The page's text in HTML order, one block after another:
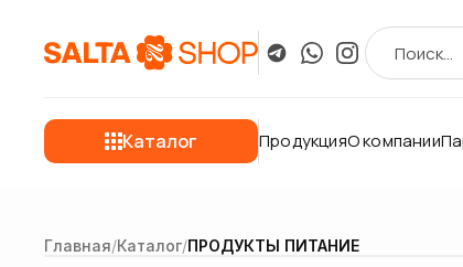
Каталог ПродукцияО компании
Главная/Каталог/ПРОДУКТЫ ПИТАНИЕ
Нет фото